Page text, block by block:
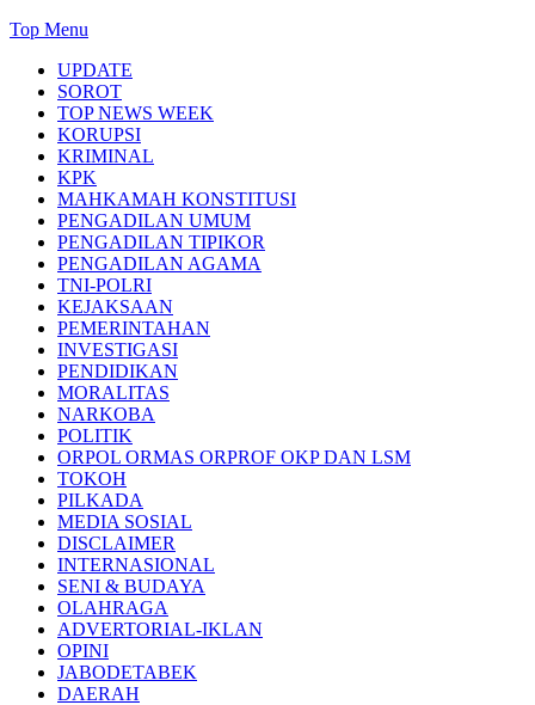
Top Menu
UPDATE
SOROT
TOP NEWS WEEK
KORUPSI
KRIMINAL
KPK
MAHKAMAH KONSTITUSI
PENGADILAN UMUM
PENGADILAN TIPIKOR
PENGADILAN AGAMA
TNI-POLRI
KEJAKSAAN
PEMERINTAHAN
INVESTIGASI
PENDIDIKAN
MORALITAS
NARKOBA
POLITIK
ORPOL ORMAS ORPROF OKP DAN LSM
TOKOH
PILKADA
MEDIA SOSIAL
DISCLAIMER
INTERNASIONAL
SENI & BUDAYA
OLAHRAGA
ADVERTORIAL-IKLAN
OPINI
JABODETABEK
DAERAH